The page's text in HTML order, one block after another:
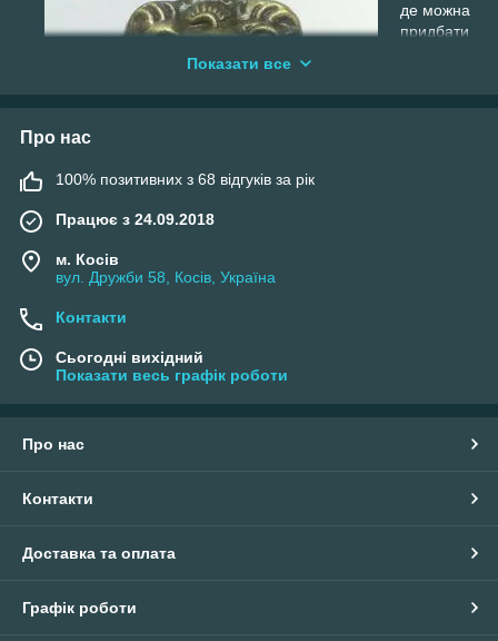
де можна
придбати
у Києві важко знайти дешевше!
високий рівень обслуговування забезпечили успіх нашої
Показати все
Про нас
100% позитивних з 68 відгуків за рік
Працює з 24.09.2018
м. Косів
вул. Дружби 58, Косів, Україна
Контакти
Сьогодні вихідний
Показати весь графік роботи
Про нас
Контакти
Доставка та оплата
Графік роботи